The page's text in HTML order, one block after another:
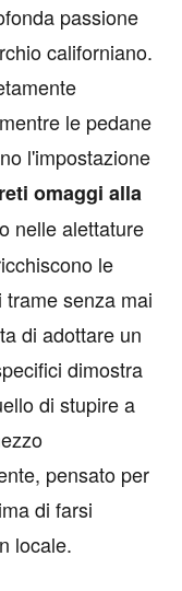
passione
californiano.
le pedane
l'impostazione
omaggi alla
nelle alettature
le
senza mai
di adottare un
dimostra
di stupire a
pensato per
di farsi
locale.